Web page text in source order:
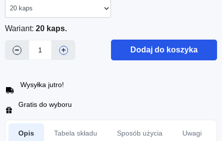
Wariant: 20 kaps.
− + Dodaj do koszyka
Wysyłka jutro!
Gratis do wyboru
Opis Tabela składu Sposób użycia Uwagi